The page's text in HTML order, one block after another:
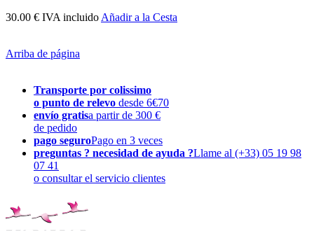
30.00 € IVA incluido Añadir a la Cesta
Arriba de página
Transporte por colissimo
o punto de relevo desde 6€70
envío gratisa partir de 300 €
de pedido
pago seguroPago en 3 veces
preguntas ? necesidad de ayuda ?Llame al (+33) 05 19 98
07 41
o consultar el servicio clientes